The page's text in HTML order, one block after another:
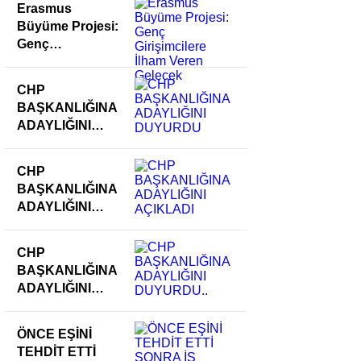
Erasmus
Büyüme Projesi:
Genç
Gelecek
CHP
BAŞKANLIĞINA
ADAYLIĞINI
CHP
BAŞKANLIĞINA
ADAYLIĞINI
CHP
BAŞKANLIĞINA
ADAYLIĞINI
ÖNCE EŞİNİ
TEHDİT ETTİ